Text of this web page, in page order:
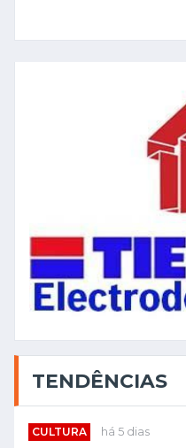
TENDÊNCIAS
CULTURA há 5 dias